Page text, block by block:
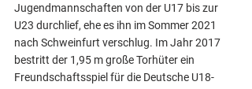
Jugendmannschaften von der U17 bis zur
U23 durchlief, ehe es ihn im Sommer 2021
nach Schweinfurt verschlug. Im Jahr 2017
bestritt der 1,95 m große Torhüter ein
Freundschaftsspiel für die Deutsche U18-